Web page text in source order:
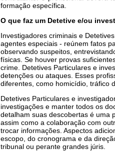
formação específica.
O que faz um Detetive e/ou
Investigadores criminais e
agentes especiais - reúnem fatos
observando suspeitos,
físicas. Se houver provas
crime. Detetives Particulares e
detenções ou ataques. Esses
diferentes, como homicídio, tráfico
Detetives Particulares e
investigações e manter todos os
detalham suas descobertas é uma
assim como a colaboração com
trocar informações. Aspectos
escopo, do cronograma e da
tribunal ou perante grandes júris.